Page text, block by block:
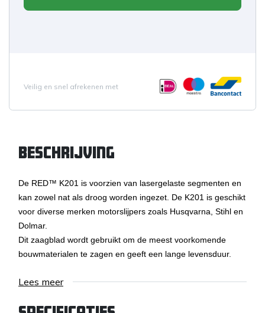
Veilig en snel afrekenen met
Beschrijving
De RED™ K201 is voorzien van lasergelaste segmenten en
kan zowel nat als droog worden ingezet. De K201 is geschikt
voor diverse merken motorslijpers zoals Husqvarna, Stihl en
Dolmar.
Dit zaagblad wordt gebruikt om de meest voorkomende
bouwmaterialen te zagen en geeft een lange levensduur.
Lees meer